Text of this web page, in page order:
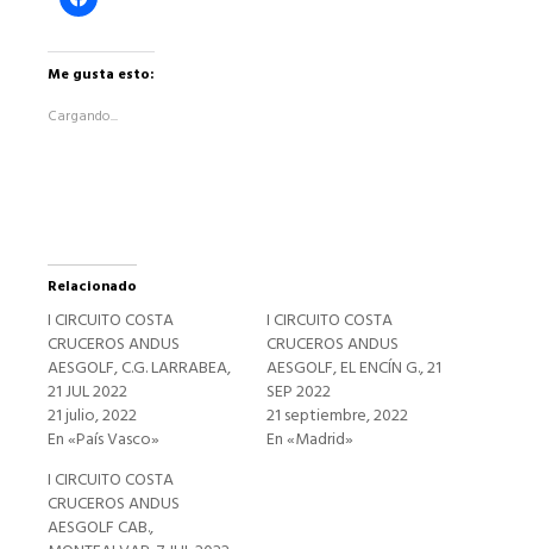
clic
en
Facebook
en
Me gusta esto:
Cargando...
Relacionado
I CIRCUITO COSTA
CRUCEROS ANDUS
AESGOLF, C.G. LARRABEA,
21 JUL 2022
21 julio, 2022
En «País Vasco»
I CIRCUITO COSTA
CRUCEROS ANDUS
AESGOLF, EL ENCÍN G., 21
SEP 2022
21 septiembre, 2022
En «Madrid»
I CIRCUITO COSTA
CRUCEROS ANDUS
AESGOLF CAB.,